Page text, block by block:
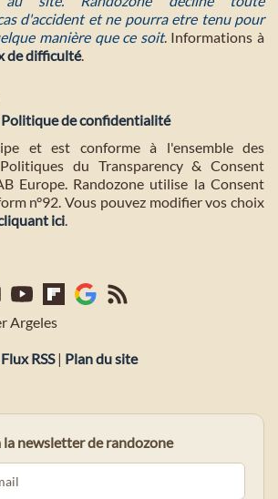
d'accident et ne pourra etre tenu pour
manière que ce soit. Informations à
de difficulté.
Politique de confidentialité
et est conforme à l'ensemble des
du Transparency & Consent
Europe. Randozone utilise la Consent
n°92. Vous pouvez modifier vos choix
ici.
Argeles
Flux RSS| Plan du site
la newsletter de randozone